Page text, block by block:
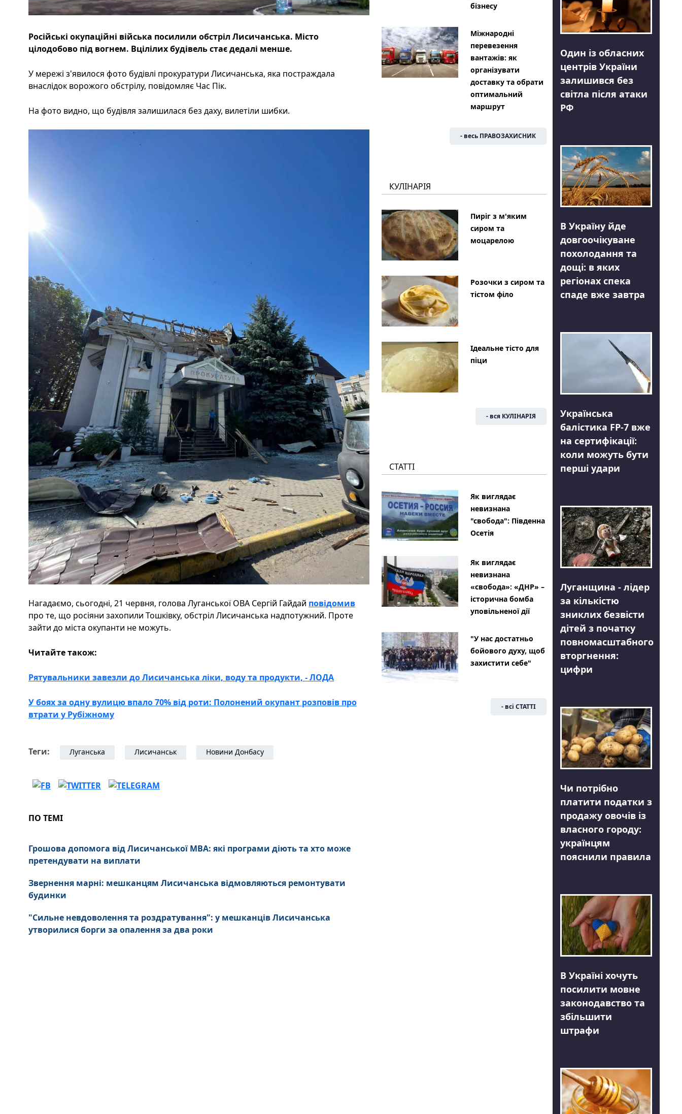
Російські окупаційні війська посилили обстріл Лисичанська. Місто
цілодобово під вогнем. Вцілілих будівель стає дедалі менше.
У мережі з'явилося фото будівлі прокуратури Лисичанська, яка постраждала
внаслідок ворожого обстрілу, повідомляє Час Пік.
На фото видно, що будівля залишилася без даху, вилетіли шибки.
Нагадаємо, сьогодні, 21 червня, голова Луганської ОВА Сергій Гайдай повідомив
про те, що росіяни захопили Тошківку, обстріл Лисичанська надпотужний. Проте
зайти до міста окупанти не можуть.
Читайте також:
Рятувальники завезли до Лисичанська ліки, воду та продукти, - ЛОДА
У боях за одну вулицю впало 70% від роти: Полонений окупант розповів про
втрати у Рубіжному
Теги: Луганська Лисичанськ Новини Донбасу
ПО ТЕМІ
Грошова допомога від Лисичанської МВА: які програми діють та хто може
претендувати на виплати
Звернення марні: мешканцям Лисичанська відмовляються ремонтувати
будинки
"Сильне невдоволення та роздратування": у мешканців Лисичанська
утворилися борги за опалення за два роки
бізнесу
Міжнародні
перевезення
вантажів: як
організувати
доставку та обрати
оптимальний
маршрут
- весь ПРАВОЗАХИСНИК
КУЛІНАРІЯ
Пиріг з м'яким
сиром та
моцарелою
Розочки з сиром та
тістом філо
Ідеальне тісто для
піци
- вся КУЛІНАРІЯ
СТАТТІ
Як виглядає
невизнана
"свобода": Південна
Осетія
Як виглядає
невизнана
«свобода»: «ДНР» –
історична бомба
уповільненої дії
"У нас достатньо
бойового духу, щоб
захистити себе"
- всі СТАТТІ
Один із обласних
центрів України
залишився без
світла після атаки
РФ
В Україну йде
довгоочікуване
похолодання та
дощі: в яких
регіонах спека
спаде вже завтра
Українська
балістика FP-7 вже
на сертифікації:
коли можуть бути
перші удари
Луганщина - лідер
за кількістю
зниклих безвісти
дітей з початку
повномасштабного
вторгнення:
цифри
Чи потрібно
платити податки з
продажу овочів із
власного городу:
українцям
пояснили правила
В Україні хочуть
посилити мовне
законодавство та
збільшити
штрафи